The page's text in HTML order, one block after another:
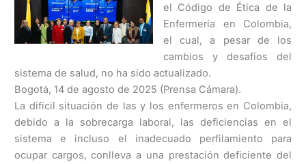
el Código de Ética de la
Enfermería en Colombia,
el cual, a pesar de los
cambios y desafíos del
sistema de salud, no ha sido actualizado.
Bogotá, 14 de agosto de 2025 (Prensa Cámara).
La difícil situación de las y los enfermeros en Colombia,
debido a la sobrecarga laboral, las deficiencias en el
sistema e incluso el inadecuado perfilamiento para
ocupar cargos, conlleva a una prestación deficiente del